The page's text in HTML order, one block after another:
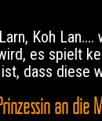
Koh
es spielt
ist, dass diese
an die